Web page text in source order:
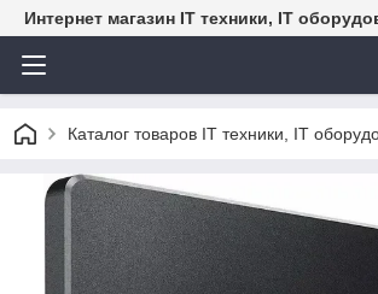
Интернет магазин IT техники, IT
Каталог товаров IT техники, IT